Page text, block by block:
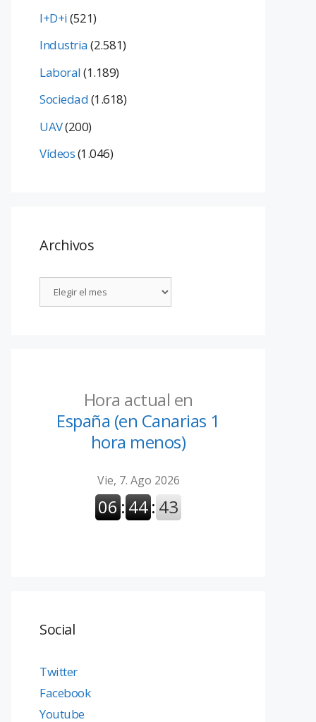
I+D+i(521)
Industria(2.581)
Laboral(1.189)
Sociedad(1.618)
UAV(200)
Vídeos(1.046)
Archivos
Hora actual en
España (en Canarias 1
hora menos)
Social
Twitter
Facebook
Youtube